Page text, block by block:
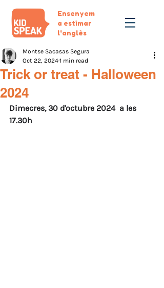
Ensenyem
a estimar
l'anglès
Trick or treat - Halloween
2024
Montse Sacasas Segura
Oct 22, 20241 min read
Dimecres, 30 d'octubre 2024  a les
17.30h